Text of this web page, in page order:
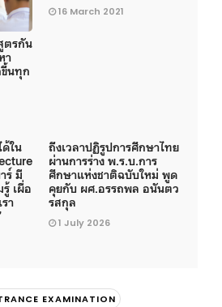
ตรกัน
า
นทุก
16 March 2021
ด้ใน
ร์ มี
เผื่อ
า
ถึงเวลาปฏิรูปการศึกษาไทย
ผ่านการร่าง พ.ร.บ.การ
ศึกษาแห่งชาติฉบับใหม่ พูด
คุยกับ ผศ.อรรถพล อนันตว
รสกุล
1 July 2026
EXAMINATION